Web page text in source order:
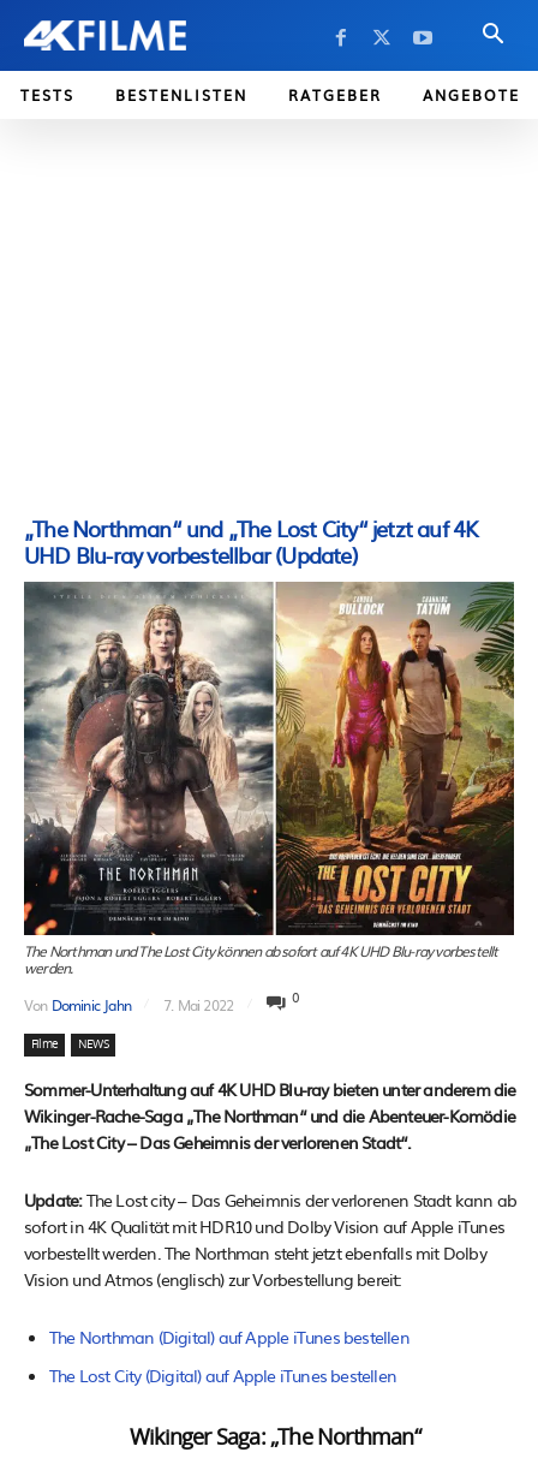
TESTS BESTENLISTEN RATGEBER ANGEBOTE
„The Northman“ und „The Lost City“ jetzt auf 4K
UHD Blu-ray vorbestellbar (Update)
The Northman und The Lost City können ab sofort auf 4K UHD Blu-ray vorbestellt
werden.
Von Dominic Jahn 7. Mai 2022 0
Filme NEWS
Sommer-Unterhaltung auf 4K UHD Blu-ray bieten unter anderem die
Wikinger-Rache-Saga „The Northman“ und die Abenteuer-Komödie
„The Lost City – Das Geheimnis der verlorenen Stadt“.
Update:The Lost city – Das Geheimnis der verlorenen Stadt kann ab
sofort in 4K Qualität mit HDR10 und Dolby Vision auf Apple iTunes
vorbestellt werden. The Northman steht jetzt ebenfalls mit Dolby
Vision und Atmos (englisch) zur Vorbestellung bereit:
The Northman (Digital) auf Apple iTunes bestellen
The Lost City (Digital) auf Apple iTunes bestellen
Wikinger Saga: „The Northman“